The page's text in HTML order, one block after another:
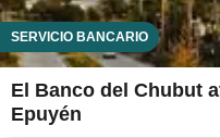
SERVICIO BANCARIO
El Banco del Chubut
Epuyén